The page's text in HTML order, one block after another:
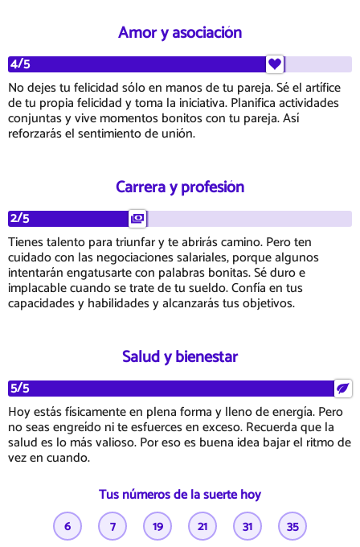
Amor y asociación
4/5
No dejes tu felicidad sólo en manos de tu pareja. Sé el artífice
de tu propia felicidad y toma la iniciativa. Planifica actividades
conjuntas y vive momentos bonitos con tu pareja. Así
reforzarás el sentimiento de unión.
Carrera y profesión
2/5
Tienes talento para triunfar y te abrirás camino. Pero ten
cuidado con las negociaciones salariales, porque algunos
intentarán engatusarte con palabras bonitas. Sé duro e
implacable cuando se trate de tu sueldo. Confía en tus
capacidades y habilidades y alcanzarás tus objetivos.
Salud y bienestar
5/5
Hoy estás físicamente en plena forma y lleno de energía. Pero
no seas engreído ni te esfuerces en exceso. Recuerda que la
salud es lo más valioso. Por eso es buena idea bajar el ritmo de
vez en cuando.
Tus números de la suerte hoy
6 7 19 21 31 35